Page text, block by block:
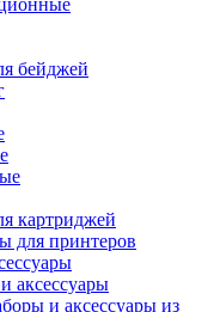
бейджей
картриджей
для принтеров
аксессуары
и аксессуары из